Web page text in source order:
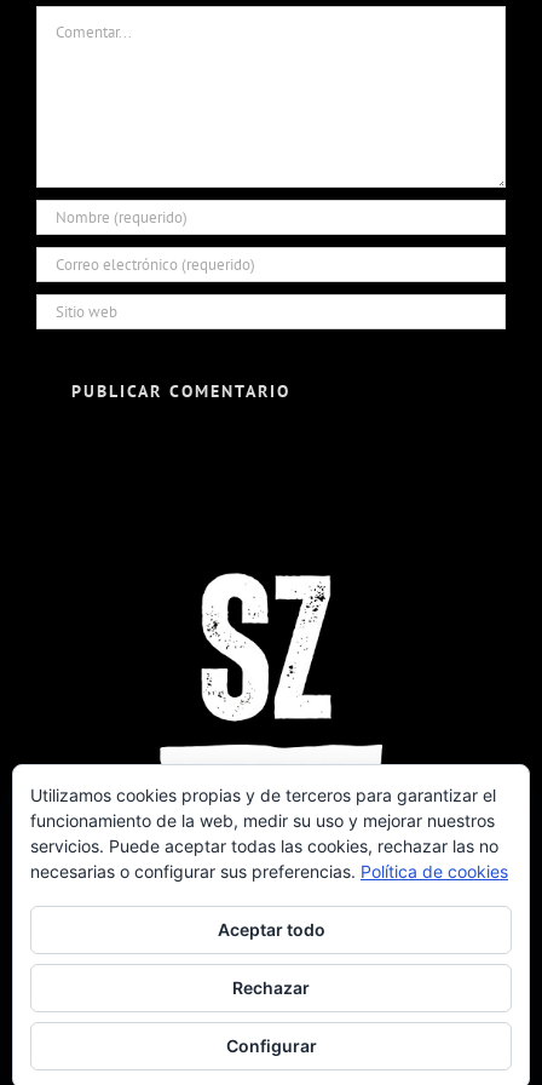
Comentar
Utilizamos cookies propias y de terceros para garantizar el
funcionamiento de la web, medir su uso y mejorar nuestros
servicios. Puede aceptar todas las cookies, rechazar las no
necesarias o configurar sus preferencias. Política de cookies
Aceptar todo
Rechazar
Configurar